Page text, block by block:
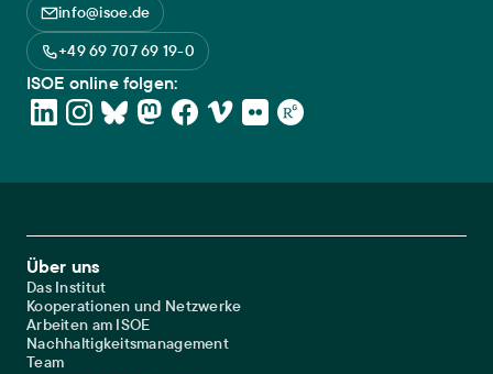
info@isoe.de
+49 69 707 69 19-0
ISOE online folgen:
Footer Main Navigation
Über uns
Das Institut
Kooperationen und Netzwerke
Arbeiten am ISOE
Nachhaltigkeitsmanagement
Team